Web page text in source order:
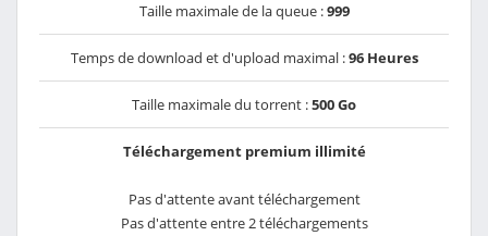
Taille maximale de la queue :999
Temps de download et d'upload maximal :96 Heures
Taille maximale du torrent :500 Go
Téléchargement premium illimité
Pas d'attente avant téléchargement
Pas d'attente entre 2 téléchargements